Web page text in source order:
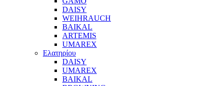
DAISY
WEIHRAUCH
BAIKAL
ARTEMIS
UMAREX
Ελατηρίου
DAISY
UMAREX
BAIKAL